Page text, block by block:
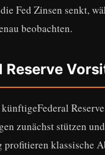
Fed Zinsen senkt,
beobachten.
Reserve
zunächst stützen
klassische